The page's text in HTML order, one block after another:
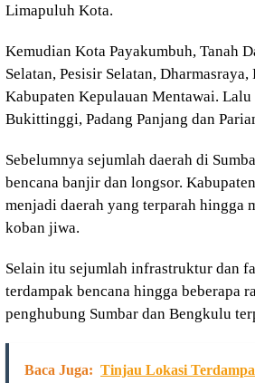
Limapuluh Kota.
Kemudian Kota Payakumbuh, Tanah
Selatan, Pesisir Selatan,
Kabupaten Kepulauan Mentawai.
Bukittinggi, Padang Panjang dan
Sebelumnya sejumlah daerah di
bencana banjir dan longsor.
menjadi daerah yang terparah hingga
koban jiwa.
Selain itu sejumlah infrastruktur dan
terdampak bencana hingga beberapa
penghubung Sumbar dan Bengkulu
Baca Juga: Tinjau Lokasi